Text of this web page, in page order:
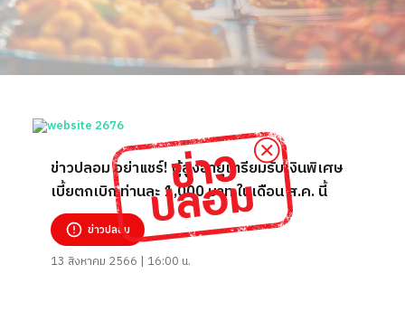
ข่าวปลอม อย่าแชร์! ผู้สูงอายุเตรียมรับเงินพิเศษ
เบี้ยตกเบิก ท่านละ 1,000 บาท ในเดือน ส.ค. นี้
ข่าวปลอม
13 สิงหาคม 2566 | 16:00 น.